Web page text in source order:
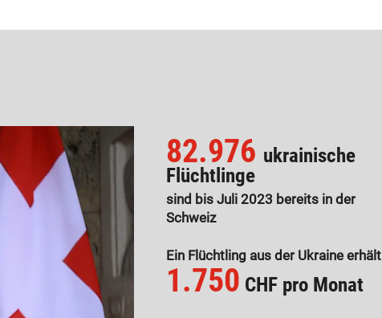
82.976 ukrainische
Flüchtlinge
sind bis Juli 2023 bereits in der
Schweiz
Ein Flüchtling aus der Ukraine erhält
1.750 CHF pro Monat